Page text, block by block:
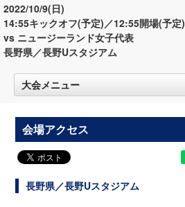
2022/10/9(日)
14:55キックオフ(予定)／12:55開場(予定)
vs ニュージーランド女子代表
長野県／長野Uスタジアム
大会メニュー
会場アクセス
長野県／長野Uスタジアム